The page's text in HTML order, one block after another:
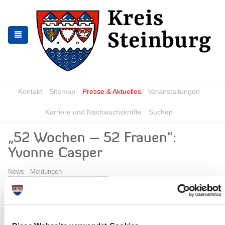
springen
springen
Kontakt Sitemap Presse & Aktuelles Veranstaltungen
Karriere und Nachwuchskräfte Suchen
„52 Wochen – 52 Frauen":
Yvonne Casper
News - Meldungen